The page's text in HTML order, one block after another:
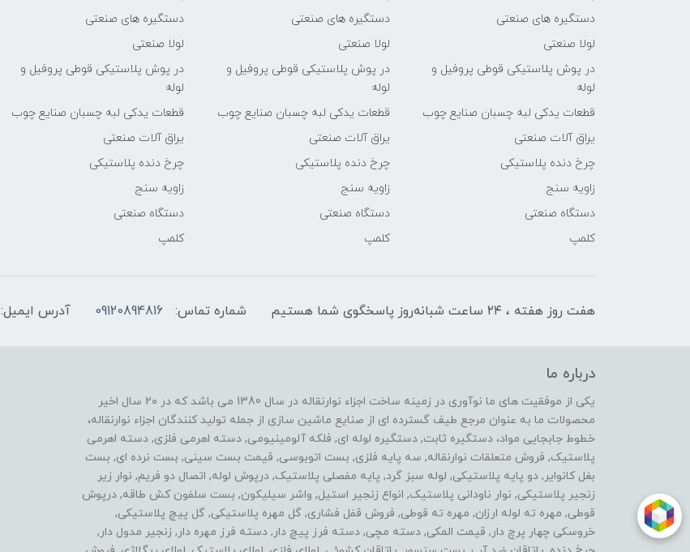
دستگیره های صنعتی
لولا صنعتی
در پوش پلاستیکی قوطی پروفیل و
لوله
قطعات یدکی لبه چسبان صنایع چوب
یراق آلات صنعتی
چرخ دنده پلاستیکی
زاویه سنج
دستگاه صنعتی
کلمپ
دستگیره های صنعتی
لولا صنعتی
در پوش پلاستیکی قوطی پروفیل و
لوله
قطعات یدکی لبه چسبان صنایع چوب
یراق آلات صنعتی
چرخ دنده پلاستیکی
زاویه سنج
دستگاه صنعتی
کلمپ
دستگیره های صنعتی
لولا صنعتی
در پوش پلاستیکی قوطی پروفیل و
لوله
قطعات یدکی لبه چسبان صنایع چوب
یراق آلات صنعتی
چرخ دنده پلاستیکی
زاویه سنج
دستگاه صنعتی
کلمپ
هفت روز هفته ، ۲۴ ساعت شبانه‌روز پاسخگوی شما هستیم شماره تماس: 09120894816 آدرس ایمیل:
درباره ما
یکی از موفقیت های ما نوآوری در زمینه ساخت اجزاء نوارنقاله در سال 1380 می باشد که در ۲۰ سال اخیر
محصولات ما به عنوان مرجع طیف گسترده ای از صنایع ماشین سازی از جمله تولید کنندگان اجزاء نوارنقاله،
خطوط جابجایی مواد، دستگیره ثابت, دستگیره لوله ای, فلکه آلومینیومی, دسته اهرمی فلزی, دسته اهرمی
پلاستیک, فروش متعلقات نوارنقاله, سه پایه فلزی, بست اتوبوسی, قیمت بست سینی, بست نرده ای, بست
بغل کانوایر, دو پایه پلاستیکی, لوله سبز گرد, پایه مفصلی پلاستیک, درپوش لوله, اتصال دو فریم, نوار زیر
زنجیر پلاستیکی, نوار ناودانی پلاستیک, انواع زنجیر استیل, واشر سیلیکون, بست سلفون کش طاقه, درپوش
قوطی, مهره ته لوله ارزان, مهره ته قوطی, فروش قفل فشاری, گل مهره پلاستیکی, گل پیچ پلاستیکی,
خروسکی چهار پرچ دار, قیمت المکی, دسته مچی, دسته فرز پیچ دار, دسته فرز مهره دار, زنجیر مدول دار,